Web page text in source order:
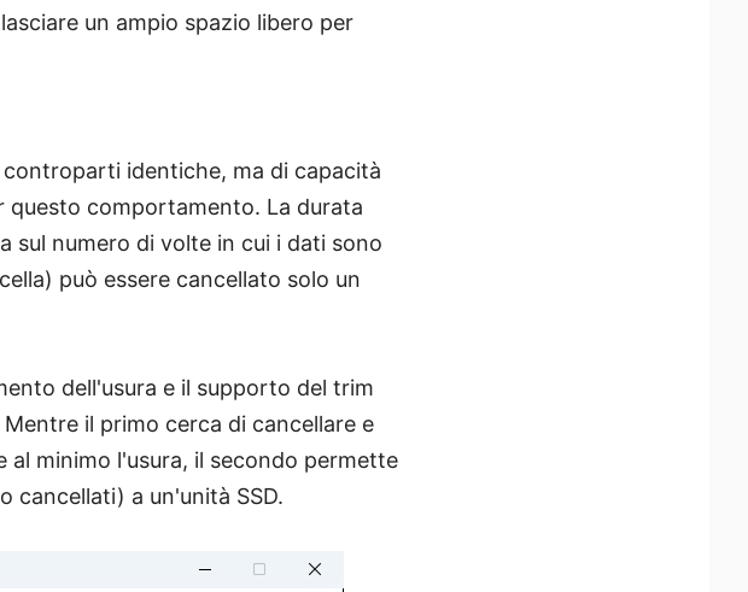
un ampio spazio libero per
identiche, ma di capacità
questo comportamento. La durata
sul numero di volte in cui i dati sono
può essere cancellato solo un
dell'usura e il supporto del trim
il primo cerca di cancellare e
minimo l'usura, il secondo permette
cancellati) a un'unità SSD.